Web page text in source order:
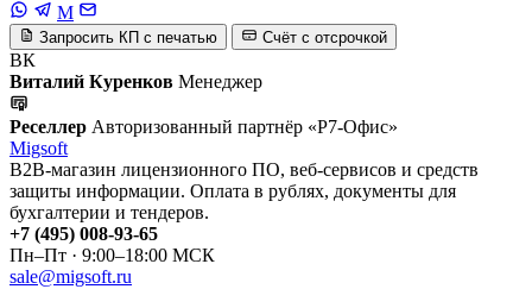
M
Запросить КП с печатью Счёт с отсрочкой
ВК
Виталий Куренков Менеджер
Реселлер Авторизованный партнёр «Р7-Офис»
Migsoft
B2B-магазин лицензионного ПО, веб-сервисов и средств
защиты информации. Оплата в рублях, документы для
бухгалтерии и тендеров.
+7 (495) 008-93-65
Пн–Пт · 9:00–18:00 МСК
sale@migsoft.ru